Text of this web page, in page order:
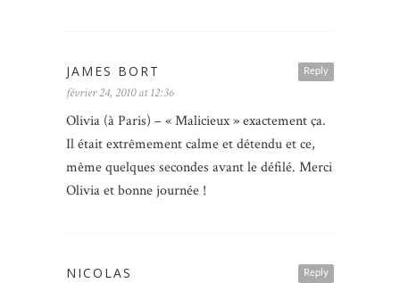
Reply
JAMES BORT
février 24, 2010 at 12:36
Olivia (à Paris) – « Malicieux » exactement ça.
Il était extrêmement calme et détendu et ce,
même quelques secondes avant le défilé. Merci
Olivia et bonne journée !
Reply
NICOLAS